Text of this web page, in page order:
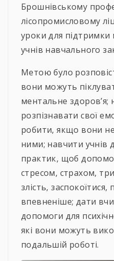
Брошнівському
лісопромисловому
уроки для підтримки
учнів навчального
Метою було
вони можуть
ментальне здоров’я;
розпізнавати свої
робити, якщо вони
ними; навчити учнів
практик, щоб
стресом, страхом,
злість, заспокоїтися,
впевненіше; дати
допомоги для
які вони можуть
подальшій роботі.